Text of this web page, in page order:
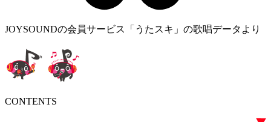
JOYSOUNDの会員サービス「うたスキ」の歌唱データより
CONTENTS